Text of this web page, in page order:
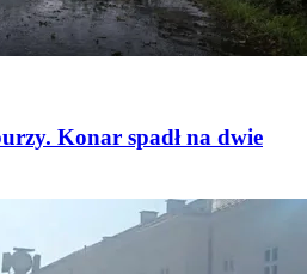
Konar spadł na dwie